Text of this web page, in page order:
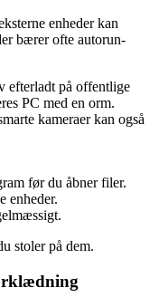
enheder kan
bærer ofte autorun-
efterladt på offentlige
PC med en orm.
kameraer kan også
før du åbner filer.
enheder.
stoler på dem.